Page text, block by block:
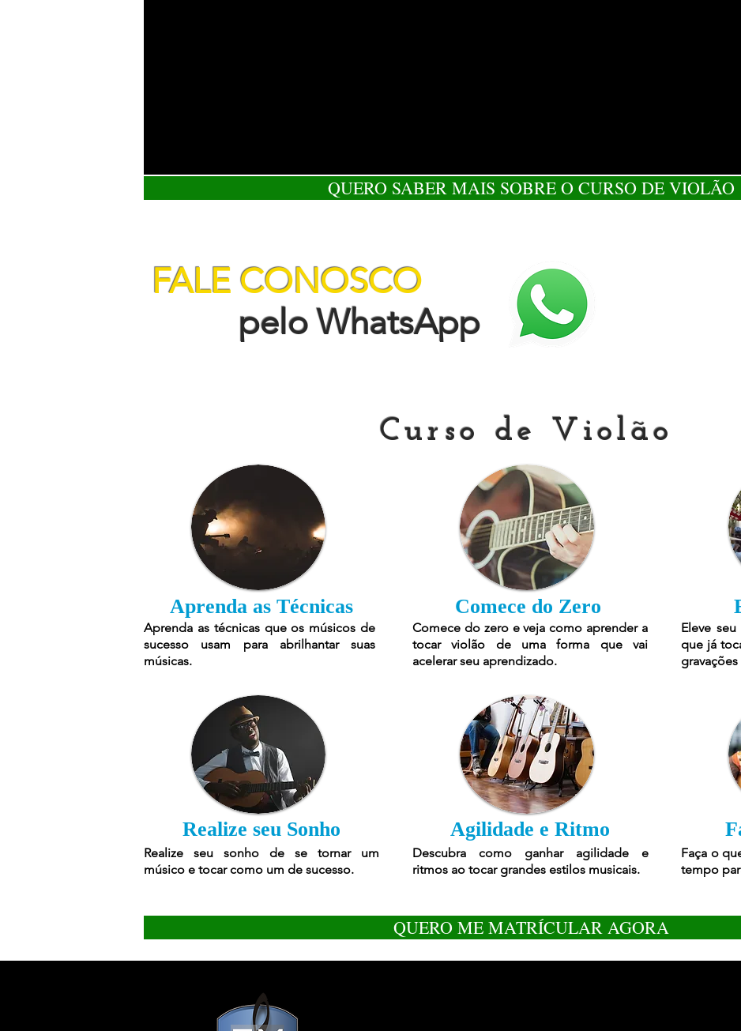
QUERO SABER MAIS SOBRE O CURSO DE VIOLÃO
FALE CONOSCO
pelo WhatsApp
Curso de Violão
Aprenda as Técnicas
Aprenda as técnicas que os músicos de
sucesso usam para abrilhantar suas
músicas.
Realize seu Sonho
Realize seu sonho de se tornar um
músico e tocar como um de sucesso.
Comece do Zero
Comece do zero e veja como aprender a
tocar violão de uma forma que vai
acelerar seu aprendizado.
Agilidade e Ritmo
Descubra como ganhar agilidade e
ritmos ao tocar grandes estilos musicais.
Eleve
que já
Faça o
tempo
QUERO ME MATRÍCULAR AGORA